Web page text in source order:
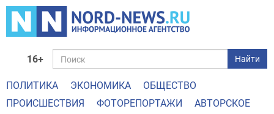
16+ Найти
ПОЛИТИКА ЭКОНОМИКА
ОБЩЕСТВО
ПРОИСШЕСТВИЯ
ФОТОРЕПОРТАЖИ АВТОРСКОЕ